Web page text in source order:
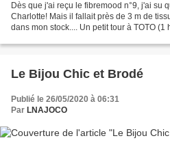
Dès que j'ai reçu le fibremood n°9, j'ai su
Charlotte! Mais il fallait près de 3 m de
dans mon stock.... Un petit tour à TOTO
Le Bijou Chic et Brodé
Publié le 26/05/2020 à 06:31
Par LNAJOCO